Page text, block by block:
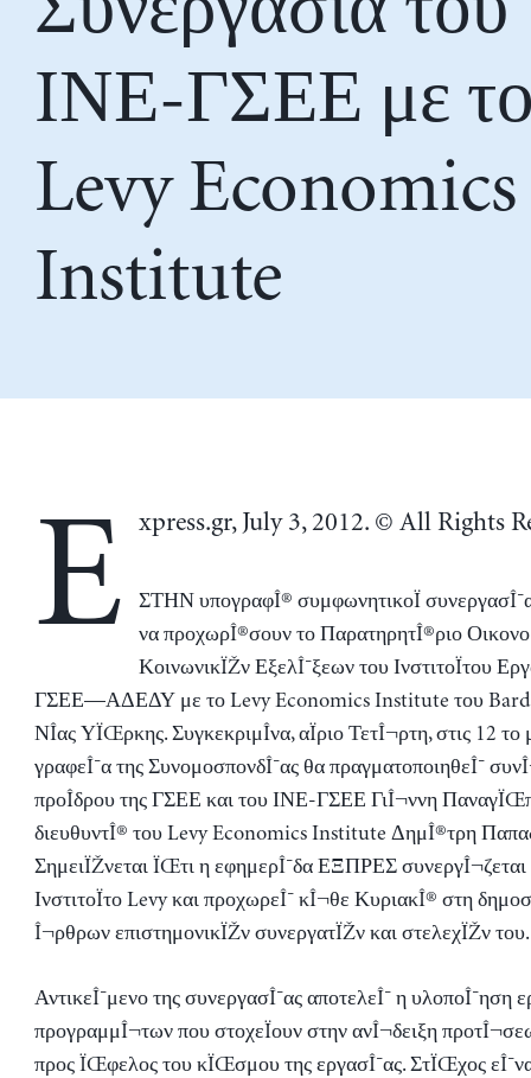
IΝΕ-ΓΣΕΕ με
Levy Economics
Institute
E xpress.gr, July 3, 2012. © All Rights
ΣΤΗΝ υπογραφÎ® συμφωνητικοÏ
να προχωρÎ®σουν το ΠαρατηρητÎ®ριο
ΚοινωνικÏŽν ΕξελÎ¯ξεων του ΙνστιτοÏτου
ΓΣΕΕ—ΑΔΕΔΥ με το Levy Economics Institute του Bard
ΝÎ­ας ΥÏŒρκης. ΣυγκεκριμÎ­να, αÏριο ΤετÎ¬ρτη, στις 12 το
γραφεÎ¯α της ΣυνομοσπονδÎ¯ας θα πραγματοποιηθεÎ¯
προÎ­δρου της ΓΣΕΕ και του ΙΝΕ-ΓΣΕΕ ΓιÎ¬ννη
διευθυντÎ® του Levy Economics Institute ΔημÎ®τρη
ΣημειÏŽνεται ÏŒτι η εφημερÎ¯δα ΕΞΠΡΕΣ συνεργÎ¬ζεται
ΙνστιτοÏτο Levy και προχωρεÎ¯ κÎ¬θε ΚυριακÎ® στη
Î¬ρθρων επιστημονικÏŽν συνεργατÏŽν και στελεχÏŽν του.
ΑντικεÎ¯μενο της συνεργασÎ¯ας αποτελεÎ¯ η υλοποÎ¯ηση
προγραμμÎ¬των που στοχεÏουν στην ανÎ¬δειξη
προς ÏŒφελος του κÏŒσμου της εργασÎ¯ας. ΣτÏŒχος